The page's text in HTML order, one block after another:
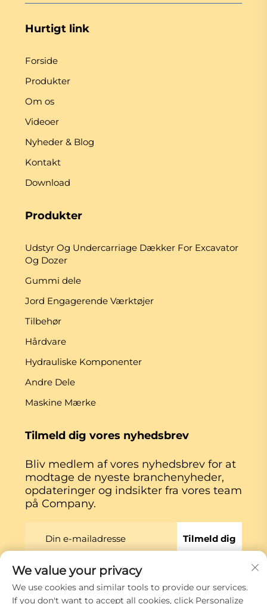
Hurtigt link
Forside
Produkter
Om os
Videoer
Nyheder & Blog
Kontakt
Download
Produkter
Udstyr Og Undercarriage Dækker For Excavator
Og Dozer
Gummi dele
Jord Engagerende Værktøjer
Tilbehør
Hårdvare
Hydrauliske Komponenter
Andre Dele
Maskine Mærke
Tilmeld dig vores nyhedsbrev
Bliv medlem af vores nyhedsbrev for at
modtage de nyeste branchenyheder,
opdateringer og indsikter fra vores team
på Company.
Tilmeld dig
Copyright © Xiamen Globe Machine Co.,ltd.
Privatlivspolitik
We value your privacy
We use cookies and similar tools to provide our services.
If you don't want to accept all cookies, click Personalize